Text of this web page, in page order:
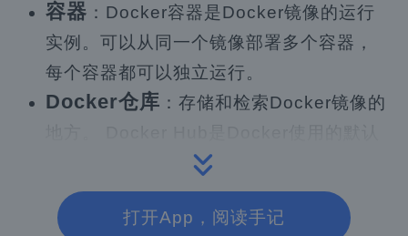
容器 ：Docker容器是Docker镜像的运行
实例。可以从同一个镜像部署多个容器，
每个容器都可以独立运行。
Docker仓库 ：存储和检索Docker镜像的
仓库，但如果需要，可以使用自己的私有
仓库。
打开App，阅读手记